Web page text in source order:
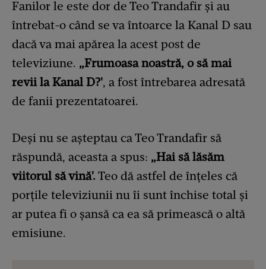
Fanilor le este dor de Teo Trandafir și au
întrebat-o când se va întoarce la Kanal D sau
dacă va mai apărea la acest post de
televiziune. „Frumoasa noastră, o să mai
revii la Kanal D?', a fost întrebarea adresată
de fanii prezentatoarei.
Deși nu se așteptau ca Teo Trandafir să
răspundă, aceasta a spus: „Hai să lăsăm
viitorul să vină'. Teo dă astfel de înțeles că
porțile televiziunii nu îi sunt închise total și
ar putea fi o șansă ca ea să primească o altă
emisiune.